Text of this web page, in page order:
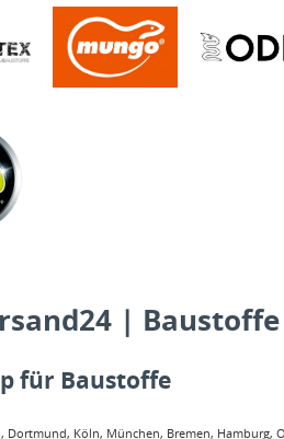
|
für Baustoffe
Dortmund, Köln, München, Bremen, Hamburg,